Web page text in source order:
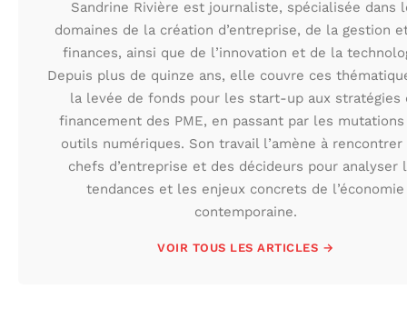
Sandrine Rivière est journaliste, spécialisée dans
domaines de la création d’entreprise, de la gestion
finances, ainsi que de l’innovation et de la
Depuis plus de quinze ans, elle couvre ces
la levée de fonds pour les start-up aux stratégies
financement des PME, en passant par les mutations
outils numériques. Son travail l’amène à rencontrer
chefs d’entreprise et des décideurs pour analyser
tendances et les enjeux concrets de l’économie
contemporaine.
VOIR TOUS LES ARTICLES →